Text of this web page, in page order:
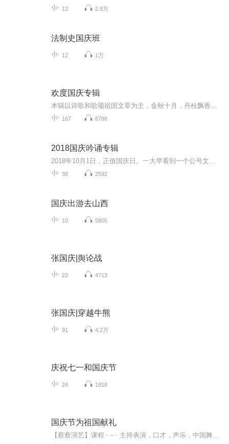
12 2.9万
法制史国庆班
12 1万
欢度国庆专辑
167 6788
2018国庆吟诵专辑
38 2592
国庆出游去山西
10 5805
张国庆|舆论战
22 4713
张国庆|穿越牛熊
91 4.2万
庆祝七一和国庆节
24 1818
国庆节为祖国献礼